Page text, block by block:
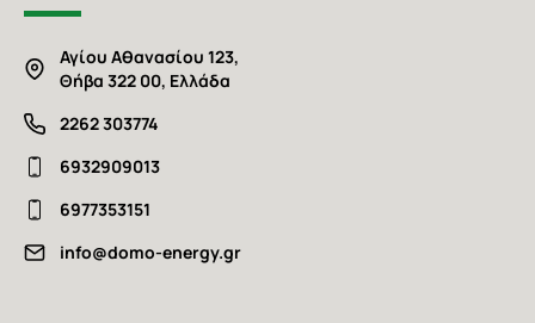
Αγίου Αθανασίου 123,
Θήβα 322 00, Ελλάδα
2262 303774
6932909013
6977353151
info@domo-energy.gr